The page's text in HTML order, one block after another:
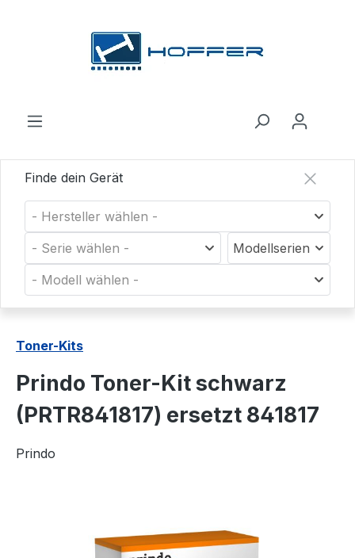
Finde dein Gerät
- Hersteller wählen -
- Serie wählen -
Modellserien
- Modell wählen -
Toner-Kits
Prindo Toner-Kit schwarz
(PRTR841817) ersetzt 841817
Prindo